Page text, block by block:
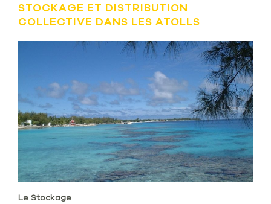
STOCKAGE ET DISTRIBUTION
COLLECTIVE DANS LES ATOLLS
Le Stockage